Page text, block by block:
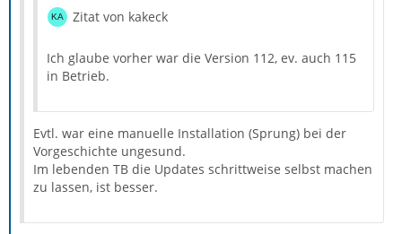
Zitat von kakeck
Ich glaube vorher war die Version 112, ev. auch 115
in Betrieb.
Evtl. war eine manuelle Installation (Sprung) bei der
Vorgeschichte ungesund.
Im lebenden TB die Updates schrittweise selbst machen
zu lassen, ist besser.